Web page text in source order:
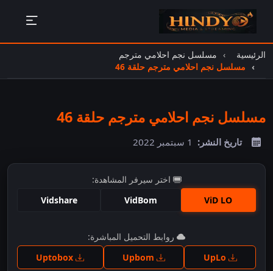
الرئيسية
مسلسل نجم احلامي مترجم
مسلسل نجم احلامي مترجم حلقة 46
مسلسل نجم احلامي مترجم حلقة 46
تاريخ النشر: 1 سبتمبر 2022
اختر سيرفر المشاهدة:
ViD LO
VidBom
Vidshare
اضغط للمشاهدة
روابط التحميل المباشرة:
Uptobox